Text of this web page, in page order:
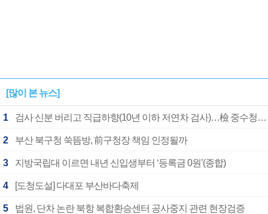
[많이 본 뉴스]
1 검사 신분 버리고 직급하향(10년 이하 저연차 검사)…檢 중수청행 기피
2 부산 북구청 쑥뜸방, 前구청장 책임 인정될까
3 지방국립대 이르면 내년 신입생부터 ‘등록금 0원’(종합)
4 [도청도설] 다대포 부산바다축제
5 법원, 단차 논란 북항 복합환승센터 공사중지 관련 현장검증